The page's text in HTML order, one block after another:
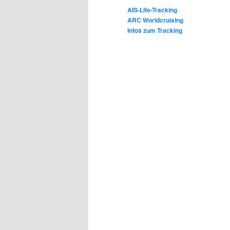
AIS-Life-Tracking
ARC Worldcruising
Infos zum Tracking